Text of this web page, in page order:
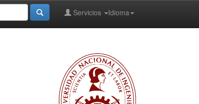
Idioma
Servicios